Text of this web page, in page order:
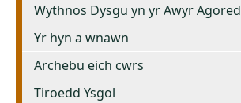
Wythnos Dysgu yn yr Awyr Agored
Yr hyn a wnawn
Archebu eich cwrs
Tiroedd Ysgol